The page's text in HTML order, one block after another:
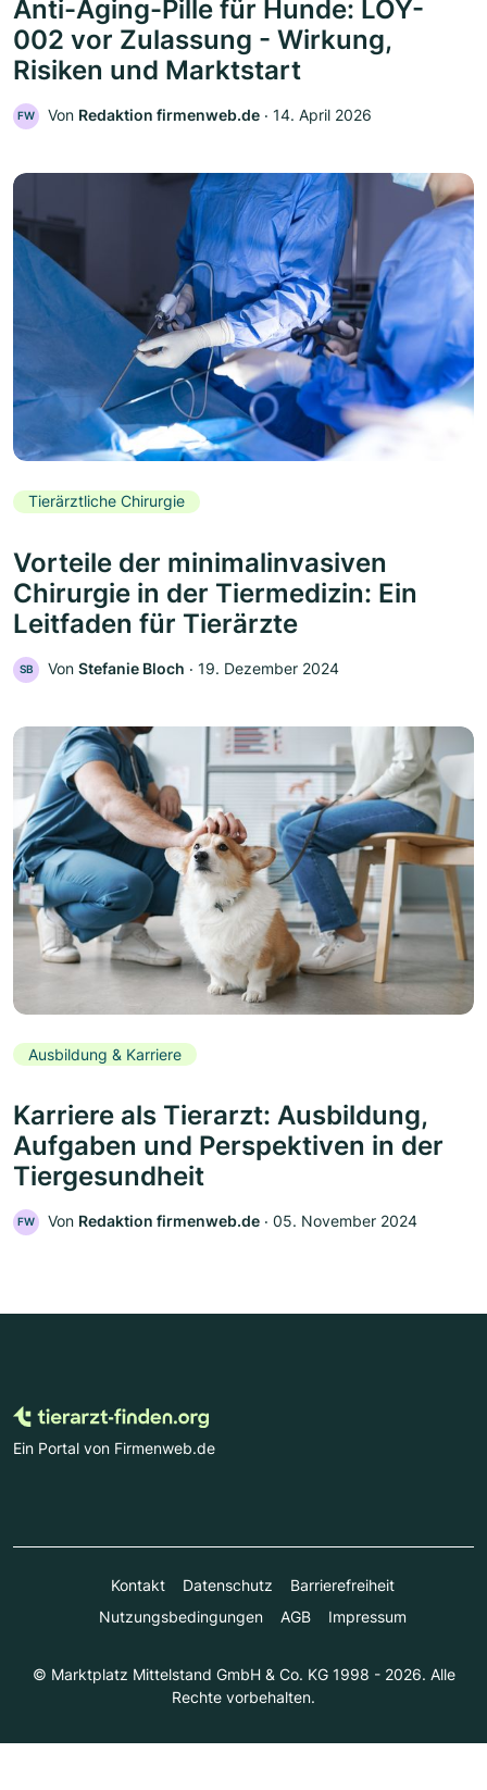
Anti-Aging-Pille für Hunde: LOY-
002 vor Zulassung - Wirkung,
Risiken und Marktstart
FW Von Redaktion firmenweb.de ‧ 14. April 2026
Tierärztliche Chirurgie
Vorteile der minimalinvasiven
Chirurgie in der Tiermedizin: Ein
Leitfaden für Tierärzte
SB Von Stefanie Bloch ‧ 19. Dezember 2024
Ausbildung & Karriere
Karriere als Tierarzt: Ausbildung,
Aufgaben und Perspektiven in der
Tiergesundheit
FW Von Redaktion firmenweb.de ‧ 05. November 2024
Ein Portal von Firmenweb.de
Kontakt Datenschutz
Barrierefreiheit
Nutzungsbedingungen
AGB Impressum
© Marktplatz Mittelstand GmbH & Co. KG 1998 - 2026. Alle
Rechte vorbehalten.